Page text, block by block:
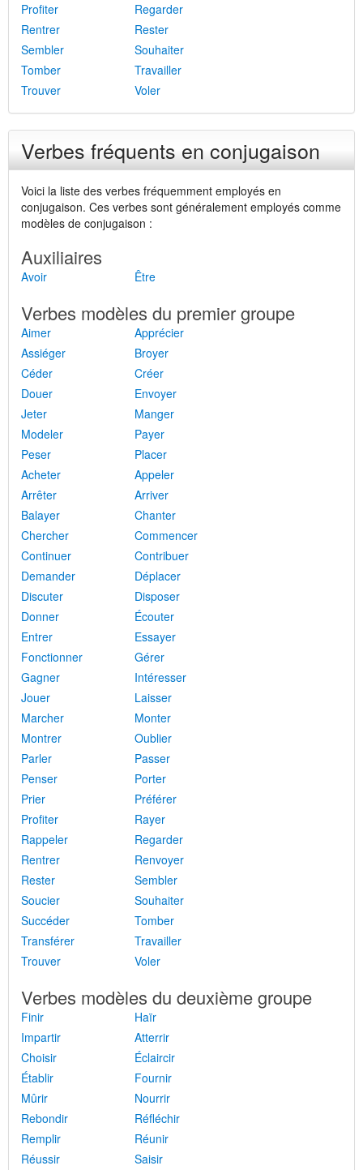
Profiter
Regarder
Rentrer
Rester
Sembler
Souhaiter
Tomber
Travailler
Trouver
Voler
Verbes fréquents en conjugaison
Voici la liste des verbes fréquemment employés en
conjugaison. Ces verbes sont généralement employés comme
modèles de conjugaison :
Auxiliaires
Avoir Être
Verbes modèles du premier groupe
Aimer
Apprécier
Assiéger
Broyer
Céder
Créer
Douer
Envoyer
Jeter
Manger
Modeler
Payer
Peser
Placer
Acheter
Appeler
Arrêter
Arriver
Balayer
Chanter
Chercher
Commencer
Continuer
Contribuer
Demander
Déplacer
Discuter
Disposer
Donner
Écouter
Entrer
Essayer
Fonctionner
Gérer
Gagner
Intéresser
Jouer
Laisser
Marcher
Monter
Montrer
Oublier
Parler
Passer
Penser
Porter
Prier
Préférer
Profiter
Rayer
Rappeler
Regarder
Rentrer
Renvoyer
Rester
Sembler
Soucier
Souhaiter
Succéder
Tomber
Transférer
Travailler
Trouver
Voler
Verbes modèles du deuxième groupe
Finir
Haïr
Impartir
Atterrir
Choisir
Éclaircir
Établir
Fournir
Mûrir
Nourrir
Rebondir
Réfléchir
Remplir
Réunir
Réussir
Saisir